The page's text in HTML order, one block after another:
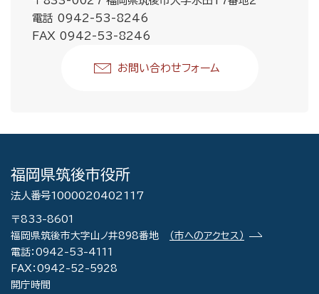
電話 0942-53-8246
FAX 0942-53-8246
お問い合わせフォーム
福岡県筑後市役所
法人番号1000020402117
〒833-8601
福岡県筑後市大字山ノ井898番地
（市へのアクセス）
電話：0942-53-4111
FAX：0942-52-5928
開庁時間